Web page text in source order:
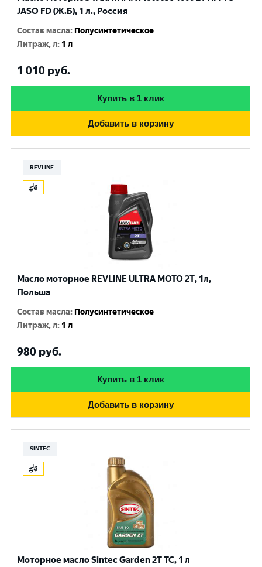
JASO FD (Ж.Б), 1 л., Россия
Состав масла: Полусинтетическое
Литраж, л: 1 л
1 010 руб.
Купить в 1 клик
Добавить в корзину
REVLINE
Масло моторное REVLINE ULTRA MOTO 2T, 1л,
Польша
Состав масла: Полусинтетическое
Литраж, л: 1 л
980 руб.
Купить в 1 клик
Добавить в корзину
SINTEC
Моторное масло Sintec Garden 2Т ТС, 1 л